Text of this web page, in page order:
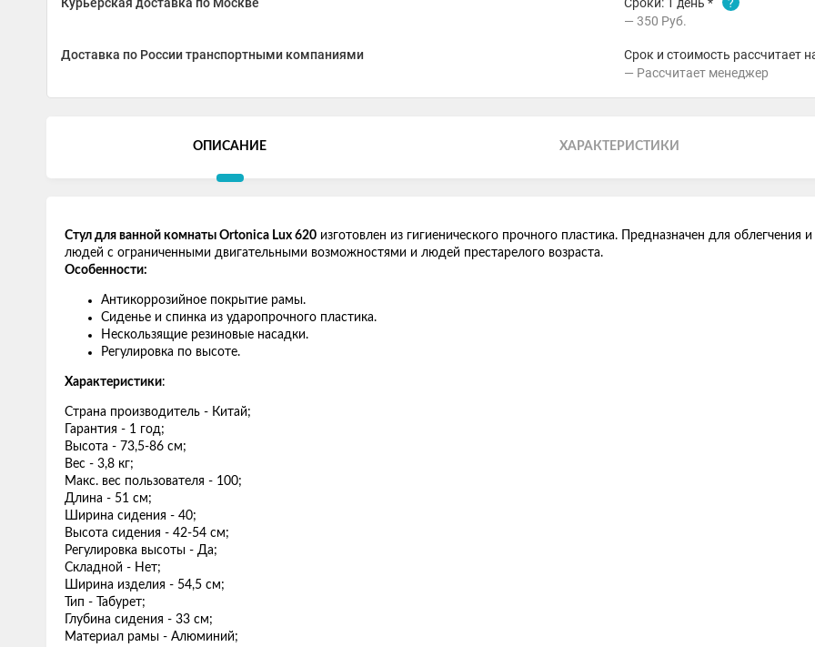
350 Руб.
Доставка по России транспортными компаниями Срок и стоимость рассчитает
Рассчитает менеджер
ОПИСАНИЕ ХАРАКТЕРИСТИКИ
Стул для ванной комнаты Ortonica Lux 620 изготовлен из гигиенического прочного пластика. Предназначен для
людей с ограниченными двигательными возможностями и людей престарелого возраста.
Особенности:
Антикоррозийное покрытие рамы.
Сиденье и спинка из ударопрочного пластика.
Нескользящие резиновые насадки.
Регулировка по высоте.
Характеристики:
Страна производитель - Китай;
Гарантия - 1 год;
Высота - 73,5-86 см;
Вес - 3,8 кг;
Макс. вес пользователя - 100;
Длина - 51 см;
Ширина сидения - 40;
Высота сидения - 42-54 см;
Регулировка высоты - Да;
Складной - Нет;
Ширина изделия - 54,5 см;
Тип - Табурет;
Глубина сидения - 33 см;
Материал рамы - Алюминий;